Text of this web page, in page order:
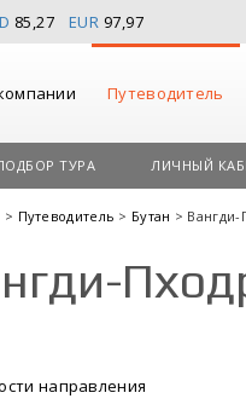
85,27 EUR 97,97
Путеводитель
ТУРА ЛИЧНЫЙ
> Путеводитель > Бутан > Вангди-
направления